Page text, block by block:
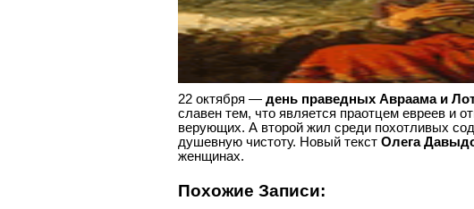
22 октября — день праведных Авраама и
славен тем, что является праотцем евреев и
верующих. А второй жил среди похотливых
душевную чистоту. Новый текст Олега
женщинах.
Похожие Записи: